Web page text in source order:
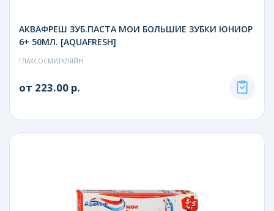
АКВАФРЕШ ЗУБ.ПАСТА МОИ БОЛЬШИЕ ЗУБКИ ЮНИОР
6+ 50МЛ. [AQUAFRESH]
ГЛАКСОСМИТКЛЯЙН
от 223.00 р.